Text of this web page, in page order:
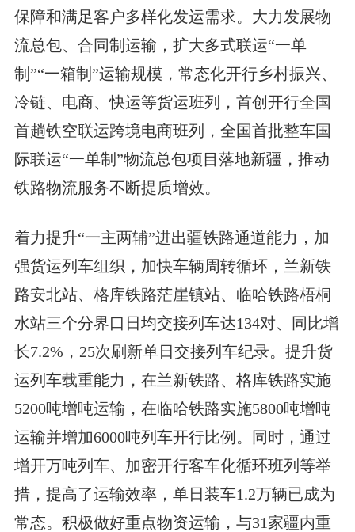
保障和满足客户多样化发运需求。大力发展物
流总包、合同制运输，扩大多式联运“一单
制”“一箱制”运输规模，常态化开行乡村振兴、
冷链、电商、快运等货运班列，首创开行全国
首趟铁空联运跨境电商班列，全国首批整车国
际联运“一单制”物流总包项目落地新疆，推动
铁路物流服务不断提质增效。
着力提升“一主两辅”进出疆铁路通道能力，加
强货运列车组织，加快车辆周转循环，兰新铁
路安北站、格库铁路茫崖镇站、临哈铁路梧桐
水站三个分界口日均交接列车达134对、同比增
长7.2%，25次刷新单日交接列车纪录。提升货
运列车载重能力，在兰新铁路、格库铁路实施
5200吨增吨运输，在临哈铁路实施5800吨增吨
运输并增加6000吨列车开行比例。同时，通过
增开万吨列车、加密开行客车化循环班列等举
措，提高了运输效率，单日装车1.2万辆已成为
常态。积极做好重点物资运输，与31家疆内重